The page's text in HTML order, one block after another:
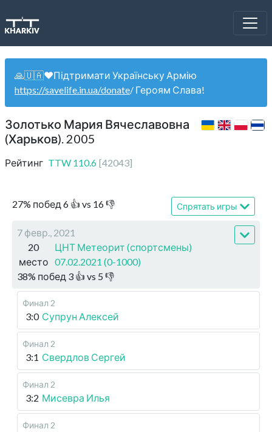
🙏🇺🇦❤️Підтримати Українську Армію
https://savelife.in.ua/donate/ Героям Слава!
Золотько Мария Вячеславовна
(Харьков). 2005
Рейтинг TTW 110.6 [42043]
27% побед 6 👍 vs 16👎 Спрятать игры
7 февр., 2021
20
место
ЦНТ Метеорит (спортсмены)
07.02.2021 (0-1000)
38% побед 3 👍 vs 5 👎
Финал 2
3:0 Супрун Алексей
Финал 2
3:1 Свердлов Сергей
Финал 2
3:2 Мисевра Илья
Финал 2